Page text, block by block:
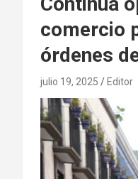
comercio
órdenes
julio 19, 2025 Editor